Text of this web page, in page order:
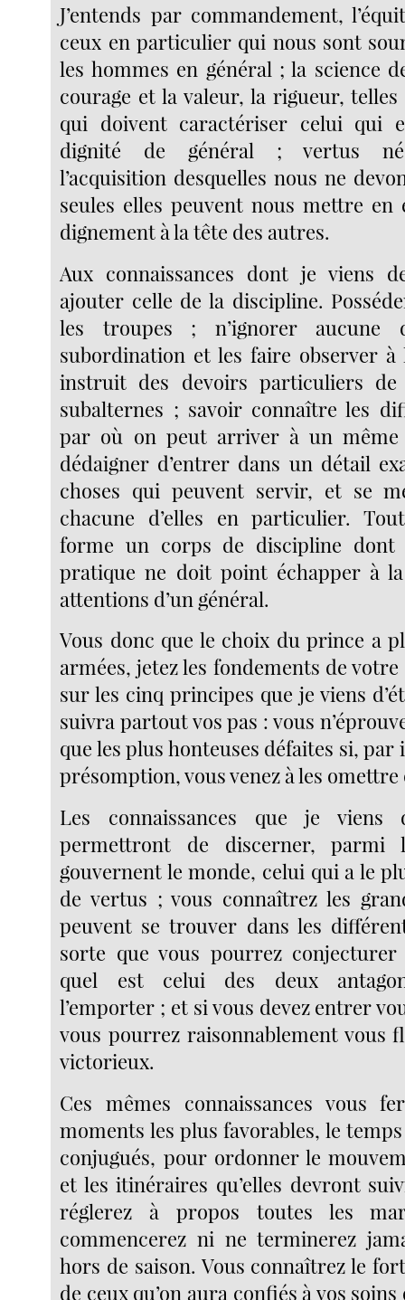
J’entends par commandement,
ceux en particulier qui nous sont
les hommes en général ; la science
courage et la valeur, la rigueur,
qui doivent caractériser celui qui
dignité de général ; vertus
l’acquisition desquelles nous ne
seules elles peuvent nous mettre
dignement à la tête des autres.
Aux connaissances dont je viens
ajouter celle de la discipline.
les troupes ; n’ignorer
subordination et les faire observer
instruit des devoirs particuliers
subalternes ; savoir connaître les
par où on peut arriver à un
dédaigner d’entrer dans un détail
choses qui peuvent servir, et se
chacune d’elles en particulier.
forme un corps de discipline dont
pratique ne doit point échapper à
attentions d’un général.
Vous donc que le choix du prince a
armées, jetez les fondements de
sur les cinq principes que je viens
suivra partout vos pas : vous
que les plus honteuses défaites si,
présomption, vous venez à les
Les connaissances que je viens
permettront de discerner, parmi
gouvernent le monde, celui qui a le
de vertus ; vous connaîtrez les
peuvent se trouver dans les
sorte que vous pourrez conjecturer
quel est celui des deux
l’emporter ; et si vous devez entrer
vous pourrez raisonnablement vous
victorieux.
Ces mêmes connaissances vous
moments les plus favorables, le temps
conjugués, pour ordonner le
et les itinéraires qu’elles devront
réglerez à propos toutes les
commencerez ni ne terminerez
hors de saison. Vous connaîtrez le
de ceux qu’on aura confiés à vos